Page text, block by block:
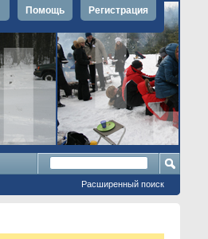
Регистрация
Помощь
Расширенный поиск